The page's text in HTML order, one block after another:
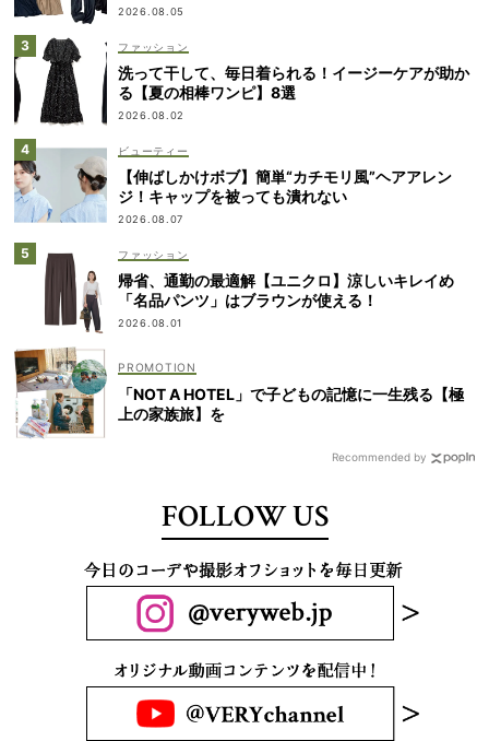
2026.08.05
ファッション
洗って干して、毎日着られる！イージーケアが助か
る【夏の相棒ワンピ】8選
2026.08.02
ビューティー
【伸ばしかけボブ】簡単“カチモリ風”ヘアアレン
ジ！キャップを被っても潰れない
2026.08.07
ファッション
帰省、通勤の最適解【ユニクロ】涼しいキレイめ
「名品パンツ」はブラウンが使える！
2026.08.01
「NOT A HOTEL」で子どもの記憶に一生残る【極
上の家族旅】を
Recommended by
FOLLOW US